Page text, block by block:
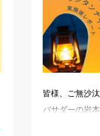
皆様、ご無沙
バサダーの岩